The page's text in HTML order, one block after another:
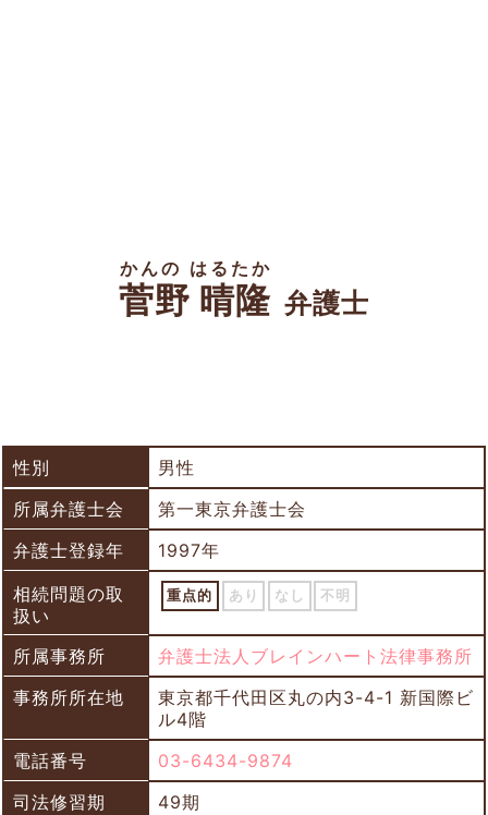
菅野 晴隆
かんの はるたか
弁護士
性別
男性
所属弁護士会
第一東京弁護士会
弁護士登録年
1997年
相続問題の取
扱い
重点的 あり なし 不明
所属事務所
弁護士法人ブレインハート法律事務所
事務所所在地
東京都千代田区丸の内3-4-1 新国際ビ
ル4階
電話番号
03-6434-9874
司法修習期
49期